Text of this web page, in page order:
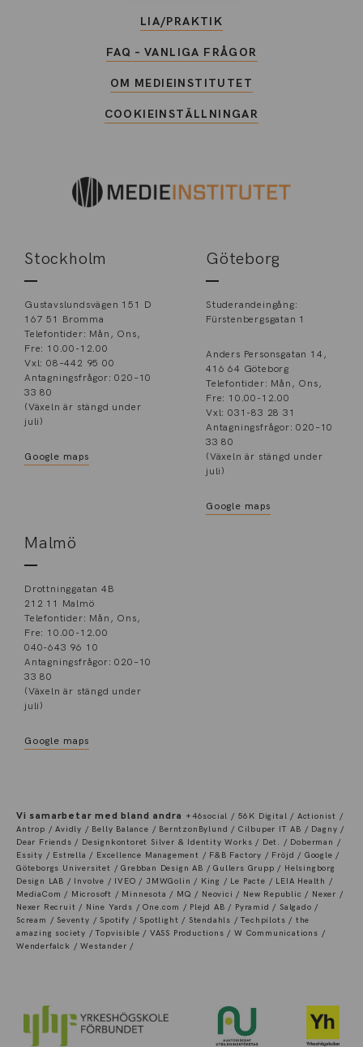
LIA/PRAKTIK
FAQ – VANLIGA FRÅGOR
OM MEDIEINSTITUTET
COOKIEINSTÄLLNINGAR
Stockholm
Gustavslundsvägen 151 D
167 51 Bromma
Telefontider: Mån, Ons,
Fre: 10.00-12.00
Vxl: 08–442 95 00
Antagningsfrågor: 020–10
33 80
(Växeln är stängd under
juli)
Google maps
Göteborg
Studerandeingång:
Fürstenbergsgatan 1
Anders Personsgatan 14,
416 64 Göteborg
Telefontider: Mån, Ons,
Fre: 10.00-12.00
Vxl: 031-83 28 31
Antagningsfrågor: 020–10
33 80
(Växeln är stängd under
juli)
Google maps
Malmö
Drottninggatan 4B
212 11 Malmö
Telefontider: Mån, Ons,
Fre: 10.00-12.00
040-643 96 10
Antagningsfrågor: 020–10
33 80
(Växeln är stängd under
juli)
Google maps
Vi samarbetar med bland andra +46social / 56K Digital / Actionist /
Antrop / Avidly / Belly Balance / BerntzonBylund / Cilbuper IT AB / Dagny /
Dear Friends / Designkontoret Silver & Identity Works / Det. / Doberman /
Essity / Estrella / Excellence Management / F&B Factory / Fröjd / Google /
Göteborgs Universitet / Grebban Design AB / Gullers Grupp / Helsingborg
Design LAB / Involve / IVEO / JMWGolin / King / Le Pacte / LEIA Health /
MediaCom / Microsoft / Minnesota / MQ / Neovici / New Republic / Nexer /
Nexer Recruit / Nine Yards / One.com / Plejd AB / Pyramid / Salgado /
Scream / Seventy / Spotify / Spotlight / Stendahls / Techpilots / the
amazing society / Topvisible / VASS Productions / W Communications /
Wenderfalck / Westander /